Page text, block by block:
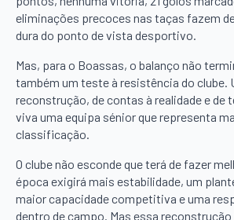
eliminações precoces nas taças fazem
dura do ponto de vista desportivo.
Mas, para o Boassas, o balanço não
também um teste à resistência do clube.
reconstrução, de contas à realidade e de
viva uma equipa sénior que representa
classificação.
O clube não esconde que terá de fazer
época exigirá mais estabilidade, um
maior capacidade competitiva e uma
dentro de campo. Mas essa